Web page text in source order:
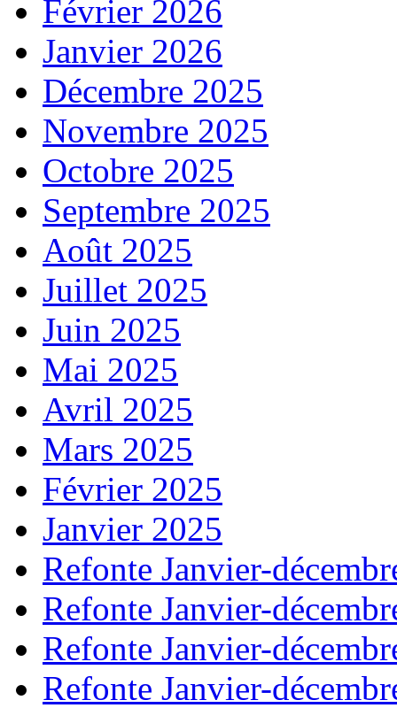
Février 2026
Janvier 2026
Décembre 2025
Novembre 2025
Octobre 2025
Septembre 2025
Août 2025
Juillet 2025
Juin 2025
Mai 2025
Avril 2025
Mars 2025
Février 2025
Janvier 2025
Refonte Janvier-
Refonte Janvier-
Refonte Janvier-
Refonte Janvier-